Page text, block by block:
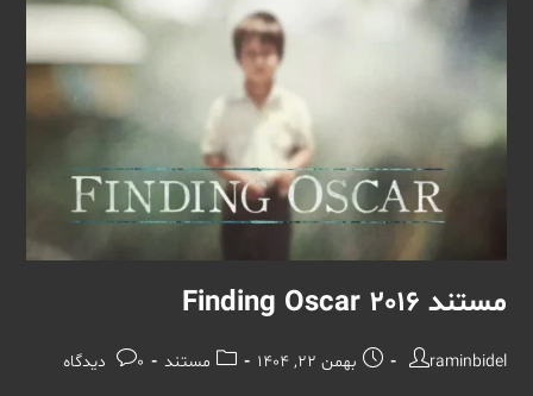
مستند Finding Oscar 2016
نویسندهٔ
raminbidel
نوشتهبهمن 22, 1404
دسته‌مستند
نظرات
0 دیدگاه